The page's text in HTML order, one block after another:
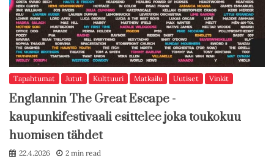
Tapahtumat Jutut Kulttuuri Matkailu Uutiset Vinkit
Englannin The Great Escape -
kaupunkifestivaali esittelee joka toukokuu
huomisen tähdet
22.4.2026 2 min read